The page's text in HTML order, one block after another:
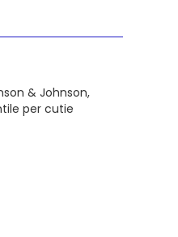
& Johnson,
per cutie